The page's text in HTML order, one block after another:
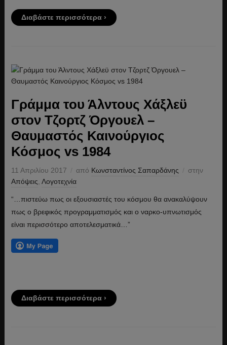
Διαβάστε περισσότερα ›
Γράμμα του Άλντους Χάξλεϋ
στον Τζορτζ Όργουελ –
Θαυμαστός Καινούργιος
Κόσμος vs 1984
11 Απριλίου 2017 από Κωνσταντίνος Σαπαρδάνης
στην
Απόψεις Λογοτεχνία
“…πιστεύω πως οι εξουσιαστές του κόσμου θα ανακαλύψουν
πως ο βρεφικός προγραμματισμός και ο ναρκο-υπνωτισμός
είναι περισσότερο αποτελεσματικά…”
Διαβάστε περισσότερα ›